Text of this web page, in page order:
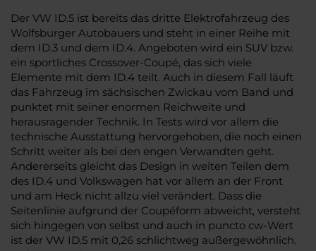
Der VW ID.5 ist bereits das dritte Elektrofahrzeug des
Wolfsburger Autobauers und steht in einer Reihe mit
dem ID.3 und dem ID.4. Angeboten wird ein SUV bzw.
ein sportliches Crossover-Coupé, das sich viele
Elemente mit dem ID.4 teilt. Auch in diesem Fall läuft
das Fahrzeug im sächsischen Zwickau vom Band und
punktet mit seiner enormen Reichweite und
herausragender Technik. In Tests wird vor allem die
technische Ausstattung hervorgehoben, die noch einen
Schritt weiter als bei den engen Verwandten geht.
Andererseits gleicht das Design in weiten Teilen dem
des ID.4 und Volkswagen hat vor allem an der Front
und am Heck nicht allzu viel verändert. Dass die
Seitenlinie aufgrund der Coupéform abweicht, versteht
sich hingegen von selbst und auch in puncto cw-Wert
ist der VW ID.5 mit 0,26 schlichtweg außergewöhnlich.